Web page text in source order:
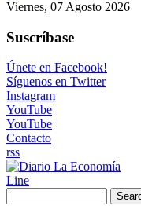
Viernes, 07 Agosto 2026
Suscríbase
Únete en Facebook!
Síguenos en Twitter
Instagram
YouTube
YouTube
Contacto
rss
Line